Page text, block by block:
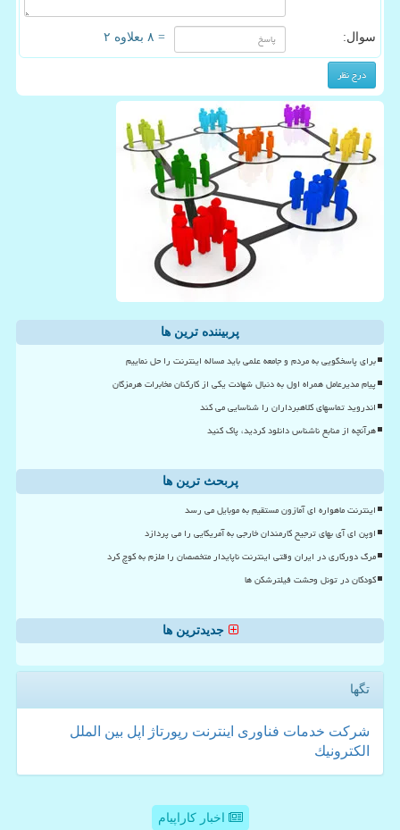
سوال: = ۸ بعلاوه ۲
پربیننده ترین ها
برای پاسخگویی به مردم و جامعه علمی باید مساله اینترنت را حل نماییم
پیام مدیرعامل همراه اول به دنبال شهادت یکی از کارکنان مخابرات هرمزگان
اندروید تماسهای کلاهبرداران را شناسایی می کند
هرآنچه از منابع ناشناس دانلود کردید، پاک کنید
پربحث ترین ها
اینترنت ماهواره ای آمازون مستقیم به موبایل می رسد
اوپن ای آی بهای ترجیح کارمندان خارجی به آمریکایی را می پردازد
مرگ دورکاری در ایران وقتی اینترنت ناپایدار متخصصان را ملزم به کوچ کرد
کودکان در تونل وحشت فیلترشکن ها
جدیدترین ها
تگها
شركت خدمات فناوری اینترنت رپورتاژ اپل بین الملل
الكترونیك
اخبار کاراپیام